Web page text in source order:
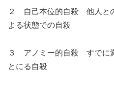
２ 自己本位的自殺 他人と
よる状態での自殺
３ アノミー的自殺 すでに
とにる自殺